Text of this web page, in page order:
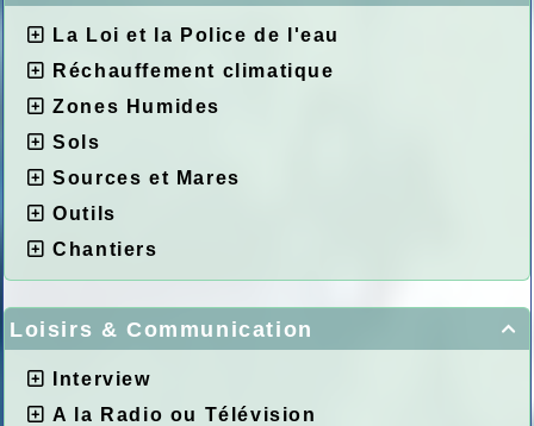
La Loi et la Police de l'eau
Réchauffement climatique
Zones Humides
Sols
Sources et Mares
Outils
Chantiers

Loisirs & Communication
Interview
A la Radio ou Télévision